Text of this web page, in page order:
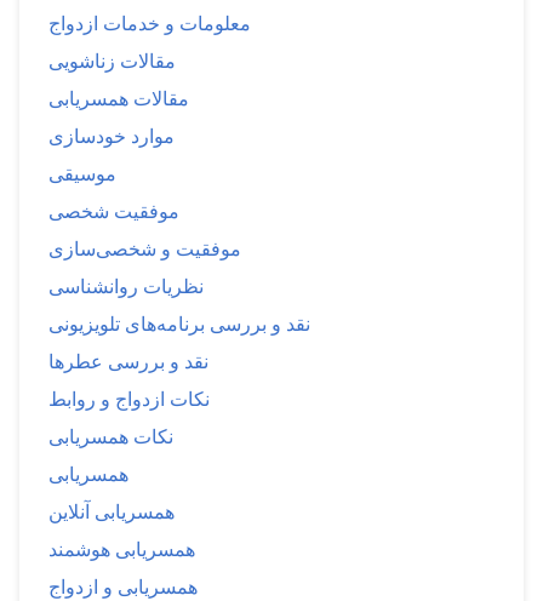
معلومات و خدمات ازدواج
مقالات زناشویی
مقالات همسریابی
موارد خودسازی
موسیقی
موفقیت شخصی
موفقیت و شخصی‌سازی
نظریات روانشناسی
نقد و بررسی برنامه‌های تلویزیونی
نقد و بررسی عطرها
نکات ازدواج و روابط
نکات همسریابی
همسریابی
همسریابی آنلاین
همسریابی هوشمند
همسریابی و ازدواج